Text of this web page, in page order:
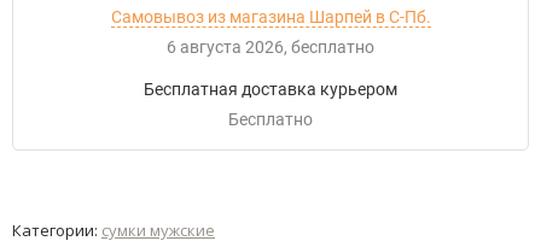
Самовывоз из магазина Шарпей в С-Пб.
6 августа 2026
Бесплатно
Бесплатная доставка курьером
Бесплатно
Категории: сумки мужские